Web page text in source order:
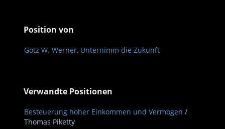
Position von
Götz W. Werner, Unternimm die Zukunft
Verwandte Positionen
Besteuerung hoher Einkommen und Vermögen /
Thomas Piketty